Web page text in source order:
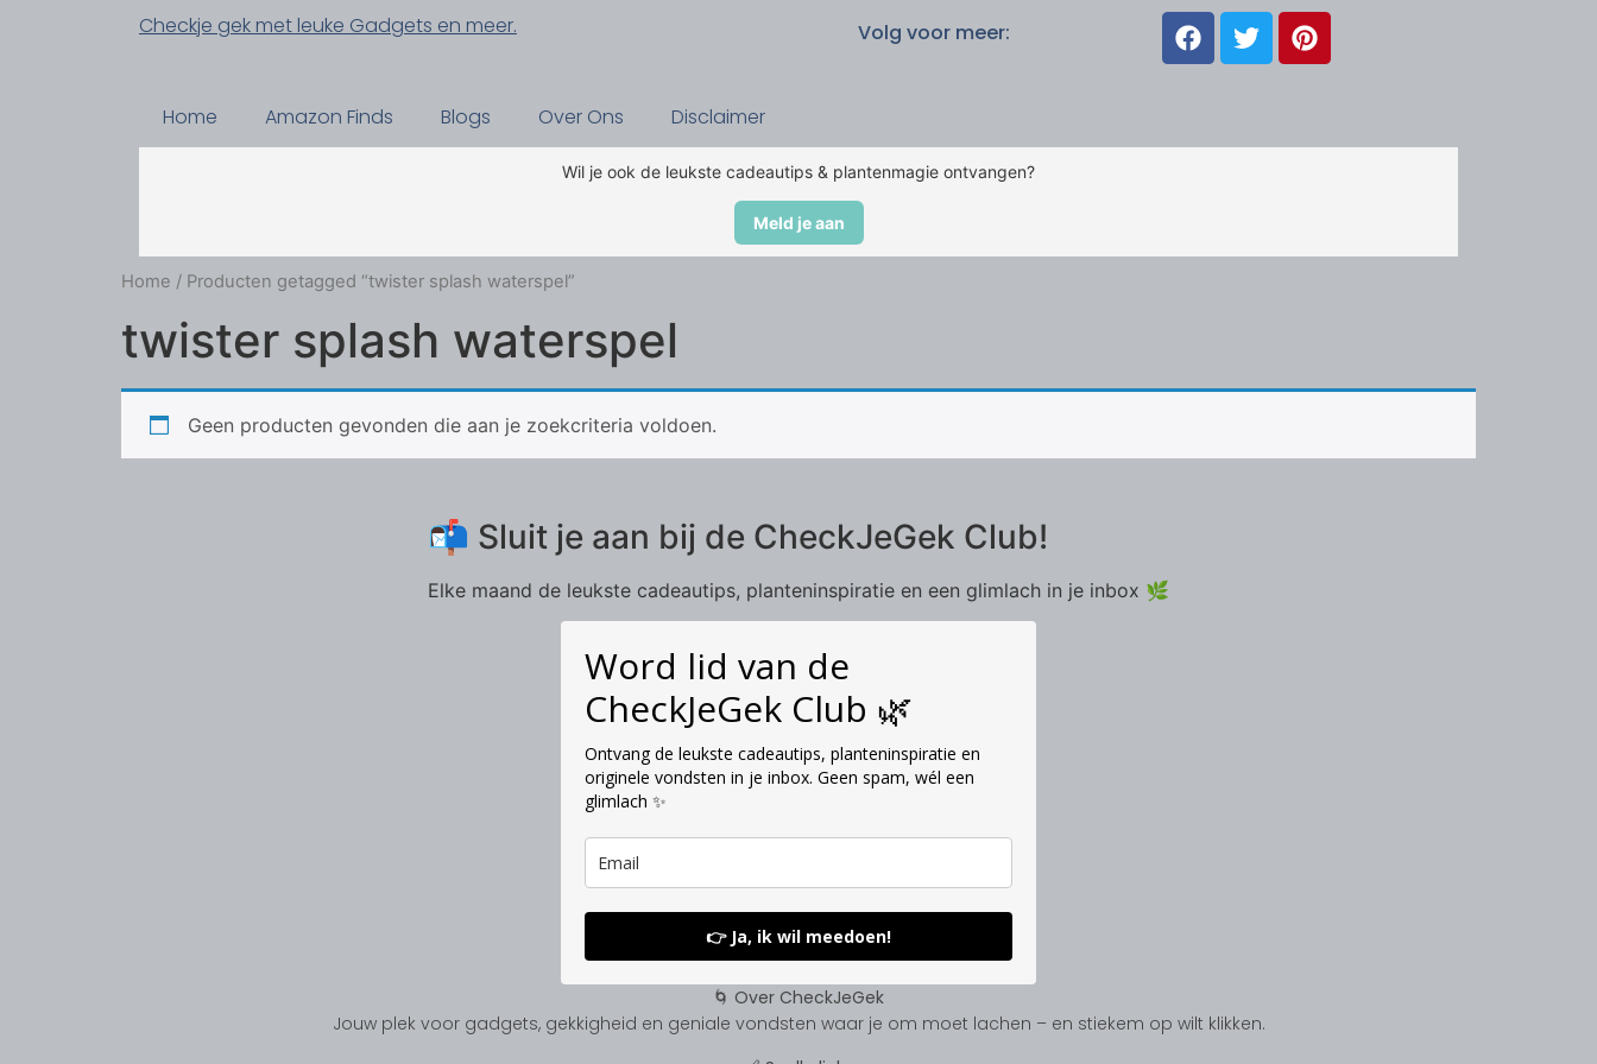
Checkje gek met leuke Gadgets en meer. Volg voor meer:
Home Amazon Finds Blogs Over Ons Disclaimer
Wil je ook de leukste cadeautips & plantenmagie ontvangen?
Meld je aan
Home / Producten getagged “twister splash waterspel”
twister splash waterspel
Geen producten gevonden die aan je zoekcriteria voldoen.
📬 Sluit je aan bij de CheckJeGek Club!
Elke maand de leukste cadeautips, planteninspiratie en een glimlach in je inbox 🌿
Word lid van de
CheckJeGek Club 🌿
Ontvang de leukste cadeautips, planteninspiratie en
originele vondsten in je inbox. Geen spam, wél een
glimlach ✨
👉 Ja, ik wil meedoen!
🌀 Over CheckJeGek
Jouw plek voor gadgets, gekkigheid en geniale vondsten waar je om moet lachen – en stiekem op wilt klikken.